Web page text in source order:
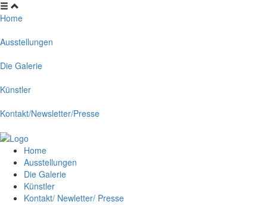
Home
Ausstellungen
Die Galerie
Künstler
Kontakt/Newsletter/Presse
Home
Ausstellungen
Die Galerie
Künstler
Kontakt/ Newletter/ Presse